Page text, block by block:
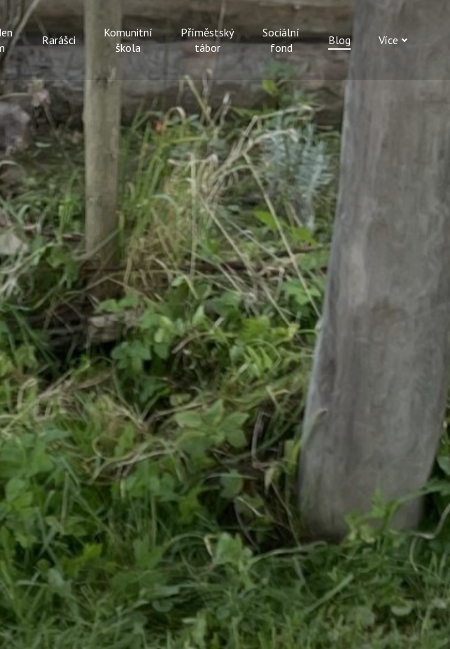
Rarášci
Komunitní
škola
Příměstský
tábor
Sociální
fond
Blog Více